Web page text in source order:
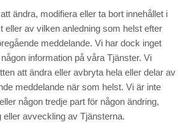
ändra, modifiera eller ta bort innehållet i
eller av vilken anledning som helst efter
meddelande. Vi har dock inget
information på våra Tjänster. Vi
att ändra eller avbryta hela eller delar av
meddelande när som helst. Vi är inte
någon tredje part för någon ändring,
eller avveckling av Tjänsterna.